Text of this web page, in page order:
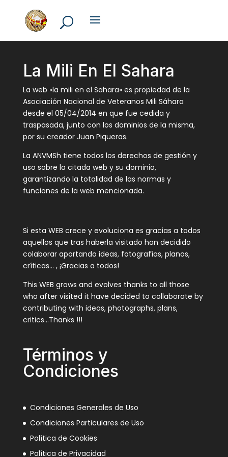
La Mili En El Sahara
La web «la mili en el Sahara» es propiedad de la
Asociación Nacional de Veteranos Mili Sáhara
desde el 05/04/2014 en que fue cedida y
traspasada, junto con los dominios de la misma,
por su creador Juan Piqueras.
La ANVMSh tiene todos los derechos de gestión y
uso sobre la citada web y su dominio,
garantizando la totalidad de las normas y
funciones de la web mencionada.
Si esta WEB crece y evoluciona es gracias a todos
aquellos que tras haberla visitado han decidido
colaborar aportando ideas, fotografías, planos,
críticas… , ¡Gracias a todos!
This WEB grows and evolves thanks to all those
who after visited it have decided to collaborate by
contributing with ideas, photographs, plans,
critics…Thanks !!!
Términos y
Condiciones
Condiciones Generales de Uso
Condiciones Particulares de Uso
Política de Cookies
Política de Privacidad